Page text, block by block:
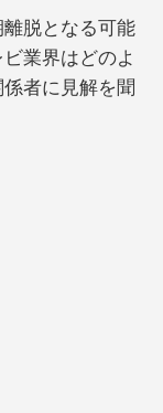
脱となる可能
業界はどのよ
者に見解を聞